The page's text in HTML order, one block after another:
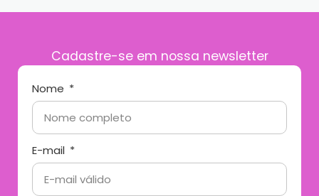
Cadastre-se em nossa newsletter
Nome
E-mail